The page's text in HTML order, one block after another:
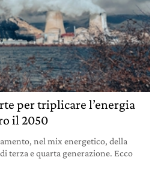
per triplicare l’energia
il 2050
nel mix energetico, della
terza e quarta generazione. Ecco